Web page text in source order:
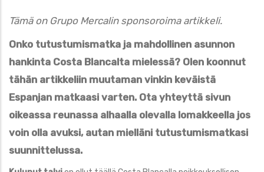
Tämä on Grupo Mercalin sponsoroima artikkeli.
Onko tutustumismatka ja mahdollinen asunnon
hankinta Costa Blancalta mielessä? Olen koonnut
tähän artikkeliin muutaman vinkin keväistä
Espanjan matkaasi varten. Ota yhteyttä sivun
oikeassa reunassa alhaalla olevalla lomakkeella jos
voin olla avuksi, autan mielläni tutustumismatkasi
suunnittelussa.